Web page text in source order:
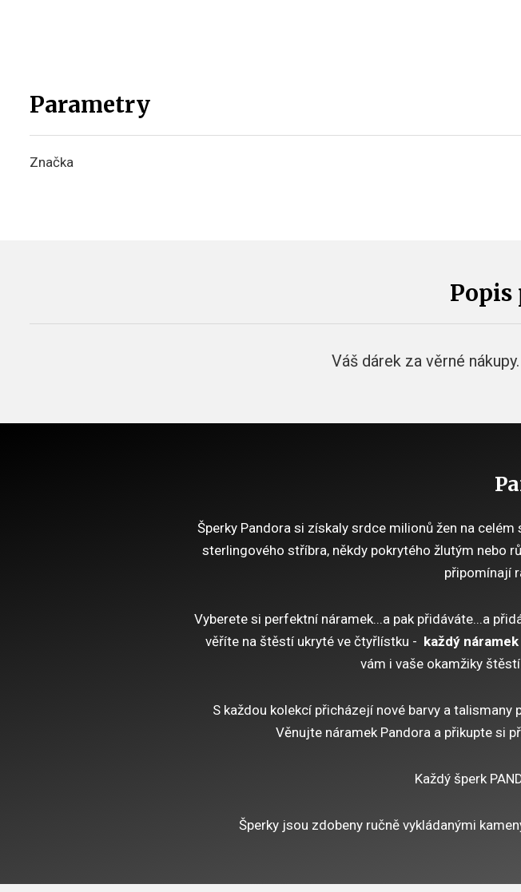
Parametry
Značka
Váš dárek za věrné
Šperky Pandora si získaly srdce milionů žen na
sterlingového stříbra, někdy pokrytého žlutým nebo
připomínají
Vyberete si perfektní náramek...a pak přidáváte...a
věříte na štěstí ukryté ve čtyřlístku - každý
vám i vaše okamžiky
S každou kolekcí přicházejí nové barvy a talismany
Věnujte náramek Pandora a přikupte si
Každý šperk
Šperky jsou zdobeny ručně vykládanými